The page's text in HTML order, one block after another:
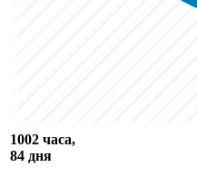
1002 часа,
84 дня